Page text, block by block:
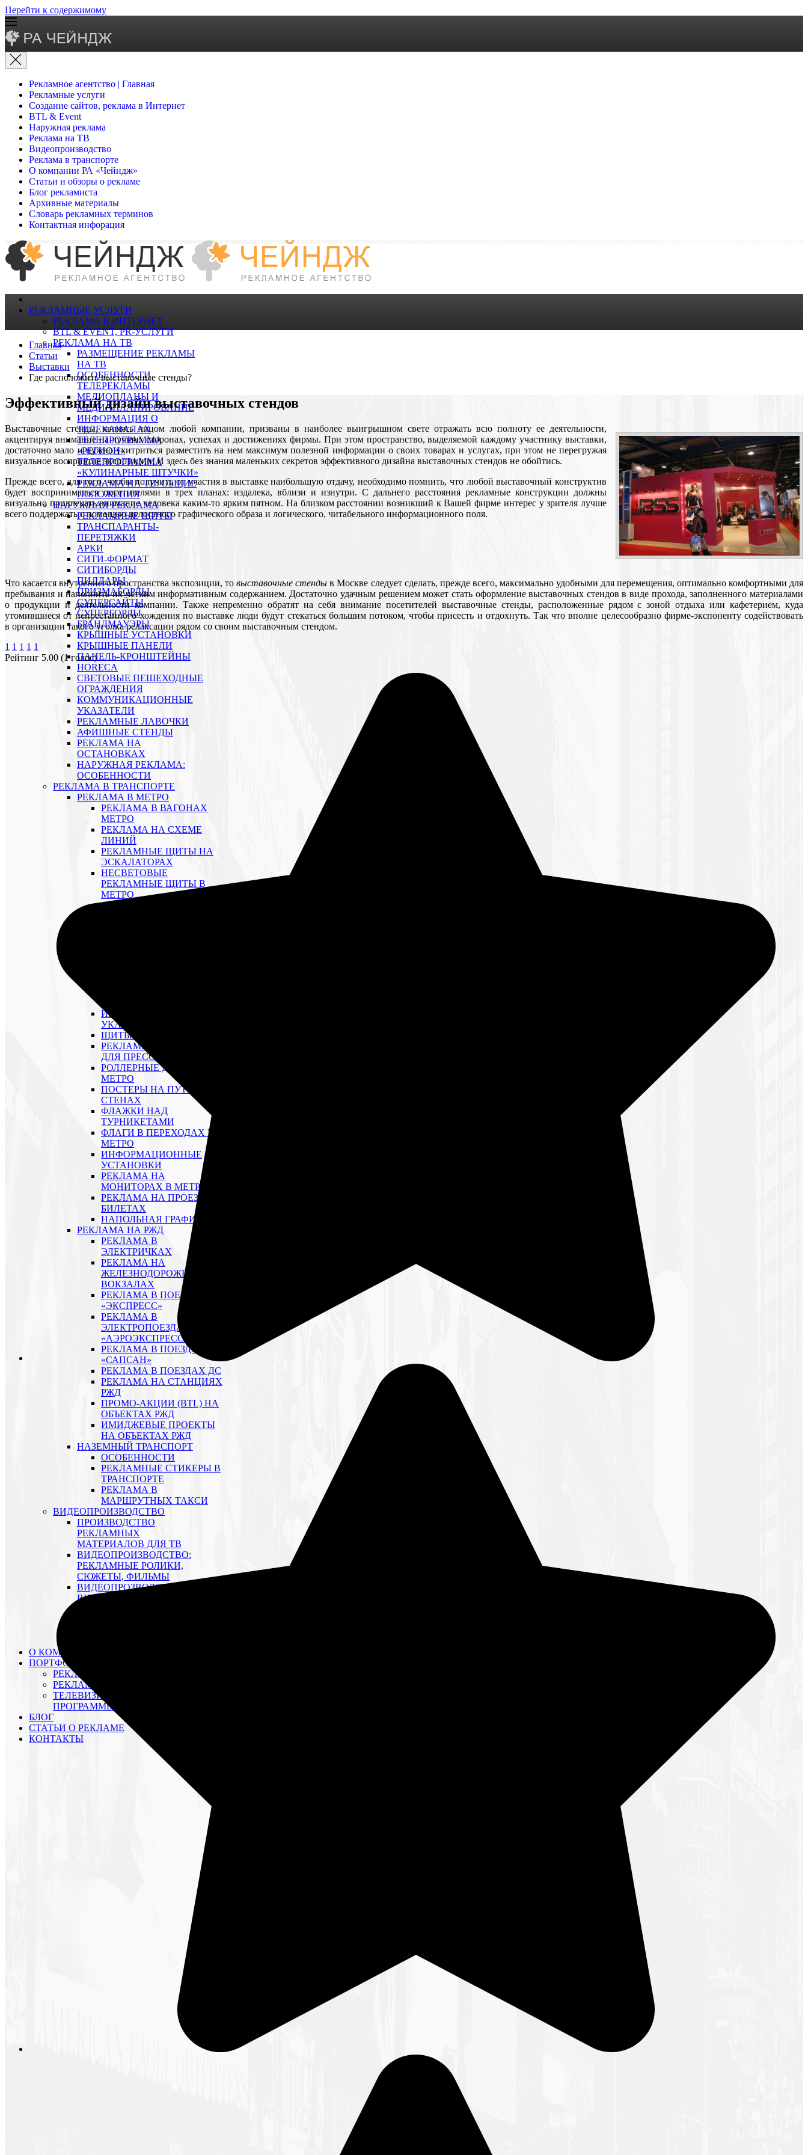
Перейти к содержимому
Рекламное агентство | Главная
Рекламные услуги
Создание сайтов, реклама в Интернет
BTL & Event
Наружная реклама
Реклама на ТВ
Видеопроизводство
Реклама в транспорте
О компании РА «Чейндж»
Статьи и обзоры о рекламе
Блог рекламиста
Архивные материалы
Словарь рекламных терминов
Контактная инфорация
РЕКЛАМНЫЕ УСЛУГИ
РЕКЛАМА В ИНТЕРНЕТ
BTL & EVENT, PR-УСЛУГИ
РЕКЛАМА НА ТВ
РАЗМЕЩЕНИЕ РЕКЛАМЫ
НА ТВ
ОСОБЕННОСТИ
ТЕЛЕРЕКЛАМЫ
МЕДИОПЛАНЫ И
МЕДИАПЛАНИРОВАНИЕ
ИНФОРМАЦИЯ О
ТЕЛЕКАНАЛАХ
ТЕЛЕПРОГРАММА
«РЕГИОН»
ТЕЛЕПРОГРАММА
«КУЛИНАРНЫЕ ШТУЧКИ»
РЕКЛАМА НА ТВ: ОБЩИЕ
ПОЛОЖЕНИЯ
НАРУЖНАЯ РЕКЛАМА
РЕКЛАМНЫЕ ЩИТЫ
ТРАНСПАРАНТЫ-
ПЕРЕТЯЖКИ
АРКИ
СИТИ-ФОРМАТ
СИТИБОРДЫ
ПИЛЛАРЫ
ПРИЗМАБОРДЫ
СУПЕРСАЙТЫ
СУПЕРБОРДЫ
БРАНДМАУЭРЫ
КРЫШНЫЕ УСТАНОВКИ
КРЫШНЫЕ ПАНЕЛИ
ПАНЕЛЬ-КРОНШТЕЙНЫ
HORECA
СВЕТОВЫЕ ПЕШЕХОДНЫЕ
ОГРАЖДЕНИЯ
КОММУНИКАЦИОННЫЕ
УКАЗАТЕЛИ
РЕКЛАМНЫЕ ЛАВОЧКИ
АФИШНЫЕ СТЕНДЫ
РЕКЛАМА НА
ОСТАНОВКАХ
НАРУЖНАЯ РЕКЛАМА:
ОСОБЕННОСТИ
РЕКЛАМА В ТРАНСПОРТЕ
РЕКЛАМА В МЕТРО
РЕКЛАМА В ВАГОНАХ
МЕТРО
РЕКЛАМА НА СХЕМЕ
ЛИНИЙ
РЕКЛАМНЫЕ ЩИТЫ НА
ЭСКАЛАТОРАХ
НЕСВЕТОВЫЕ
РЕКЛАМНЫЕ ЩИТЫ В
МЕТРО
СВЕТОВЫЕ ЩИТЫ
ИНФОРМАЦИОННЫЕ
УКАЗАТЕЛИ В МЕТРО
ЩИТЫ 4×8 М ТРИВИЖН
РЕКЛАМНЫЕ СТОЙКИ
ДЛЯ ПРЕССЫ
РОЛЛЕРНЫЕ ДИСПЛЕИ В
МЕТРО
ПОСТЕРЫ НА ПУТЕВЫХ
СТЕНАХ
ФЛАЖКИ НАД
ТУРНИКЕТАМИ
ФЛАГИ В ПЕРЕХОДАХ В
МЕТРО
ИНФОРМАЦИОННЫЕ
УСТАНОВКИ
РЕКЛАМА НА
МОНИТОРАХ В МЕТРО
РЕКЛАМА НА ПРОЕЗДНЫХ
БИЛЕТАХ
НАПОЛЬНАЯ ГРАФИКА
РЕКЛАМА НА РЖД
РЕКЛАМА В
ЭЛЕКТРИЧКАХ
РЕКЛАМА НА
ЖЕЛЕЗНОДОРОЖНЫХ
ВОКЗАЛАХ
РЕКЛАМА В ПОЕЗДАХ
«ЭКСПРЕСС»
РЕКЛАМА В
ЭЛЕКТРОПОЕЗДАХ
«АЭРОЭКСПРЕСС»
РЕКЛАМА В ПОЕЗДАХ
«САПСАН»
РЕКЛАМА В ПОЕЗДАХ ДС
РЕКЛАМА НА СТАНЦИЯХ
РЖД
ПРОМО-АКЦИИ (BTL) НА
ОБЪЕКТАХ РЖД
ИМИДЖЕВЫЕ ПРОЕКТЫ
НА ОБЪЕКТАХ РЖД
НАЗЕМНЫЙ ТРАНСПОРТ
ОСОБЕННОСТИ
РЕКЛАМНЫЕ СТИКЕРЫ В
ТРАНСПОРТЕ
РЕКЛАМА В
МАРШРУТНЫХ ТАКСИ
ВИДЕОПРОИЗВОДСТВО
ПРОИЗВОДСТВО
РЕКЛАМНЫХ
МАТЕРИАЛОВ ДЛЯ ТВ
ВИДЕОПРОИЗВОДСТВО:
РЕКЛАМНЫЕ РОЛИКИ,
СЮЖЕТЫ, ФИЛЬМЫ
ВИДЕОПРОЗВОДСТВО:
ВИДЕОСЪЕМКА
О КОМПАНИИ
ПОРТФОЛИО
РЕКЛАМНЫЕ РОЛИКИ
РЕКЛАМНЫЕ КАМПАНИИ
ТЕЛЕВИЗИОННЫЕ
ПРОГРАММЫ
БЛОГ
СТАТЬИ О РЕКЛАМЕ
КОНТАКТЫ
Главная
Статьи
Выставки
Где расположить выставочные стенды?
Эффективный дизайн выставочных стендов
Выставочные стенды, являясь лицом любой компании, призваны в наиболее выигрышном свете отражать всю полноту ее деятельности,
акцентируя внимание на лучших сторонах, успехах и достижениях фирмы. При этом пространство, выделяемой каждому участнику выставки,
достаточно мало и нужно ухитриться разместить на нем максимум полезной информации о своих товарах и услугах, при этом не перегружая
визуальное восприятие экспозиции. И здесь без знания маленьких секретов эффективного дизайна выставочных стендов не обойтись.
Прежде всего, для того, чтобы получить от участия в выставке наибольшую отдачу, необходимо помнить, что любой выставочный конструктив
будет восприниматься посетителями в трех планах: издалека, вблизи и изнутри. С дальнего расстояния рекламные конструкции должны
визуально привлекать внимание человека каким-то ярким пятном. На близком расстоянии возникший к Вашей фирме интерес у зрителя лучше
всего поддержать с помощью целостного графического образа и логического, читабельного информационного поля.
Что касается внутреннего пространства экспозиции, товыставочные стенды в Москве следует сделать, прежде всего, максимально удобными для перемещения, оптимально комфортными для
пребывания и наполнить их четким информативным содержанием. Достаточно удачным решением может стать оформление выставочных стендов в виде прохода, заполненного материалами
о продукции и деятельности компании. Также непременно обратят на себя внимание посетителей выставочные стенды, расположенные рядом с зоной отдыха или кафетерием, куда
утомившиеся от непрестанного хождения по выставке люди будут стекаться большим потоком, чтобы присесть и отдохнуть. Так что вполне целесообразно фирме-экспоненту содействовать
в организации такого уголка релаксации рядом со своим выставочным стендом.
1 1 1 1 1
Рейтинг 5.00 (1 голос)